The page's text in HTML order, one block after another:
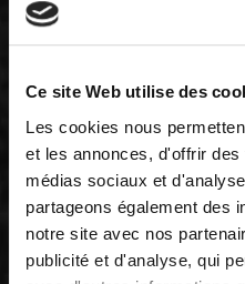
Ce site Web utilise des
Les cookies nous
et les annonces, d'offrir
médias sociaux et
partageons également des
notre site avec nos
publicité et d'analyse, qui